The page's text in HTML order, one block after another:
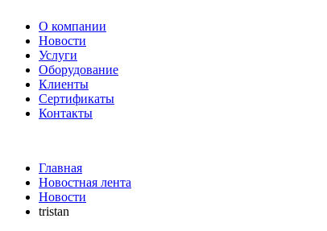
О компании
Новости
Услуги
Оборудование
Клиенты
Сертификаты
Контакты
Главная
Новостная лента
Новости
tristan